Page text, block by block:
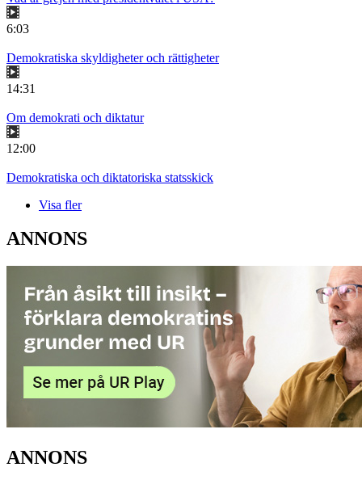
6:03
Demokratiska skyldigheter och rättigheter
14:31
Om demokrati och diktatur
12:00
Demokratiska och diktatoriska statsskick
Visa fler
ANNONS
ANNONS